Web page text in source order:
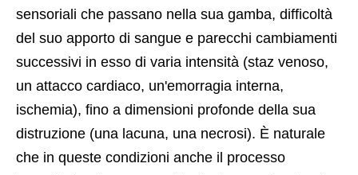
sensoriali che passano nella sua gamba, difficoltà
del suo apporto di sangue e parecchi cambiamenti
successivi in ​​esso di varia intensità (staz venoso,
un attacco cardiaco, un'emorragia interna,
ischemia), fino a dimensioni profonde della sua
distruzione (una lacuna, una necrosi). È naturale
che in queste condizioni anche il processo